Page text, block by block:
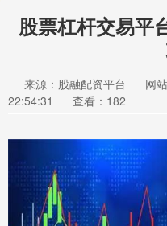
股票杠杆交易平
来源：股融配资平台 网
22:54:31
查看：182